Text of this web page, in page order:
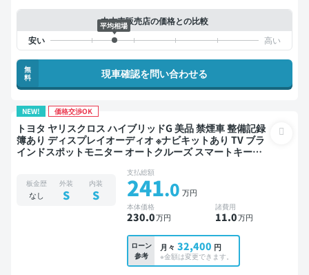
中古車販売店の価格との比較
平均相場
無
料
現車確認を問い合わせる
NEW! 価格交渉OK
トヨタ ヤリスクロス ハイブリッドG 美品 禁煙車 整備記録
簿あり ディスプレイオーディオ ※ナビキットあり TV ブラ
インドスポットモニター オートクルーズ スマートキー
板金歴
なし
外装
S
内装
S
支払総額
241.0 万円
本体価格
230.0万円
諸費用
11.0万円
ローン
参考
月々 32,400 円
※金額は変更できます。